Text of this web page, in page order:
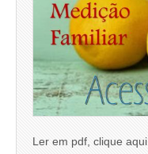
Ler em pdf, clique aqui